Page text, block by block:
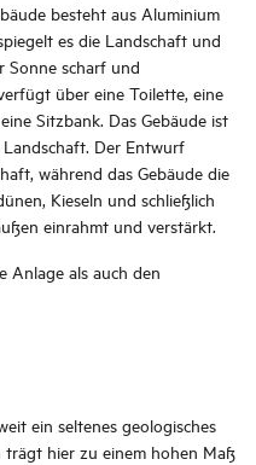
besteht aus Aluminium
es die Landschaft und
Sonne scharf und
über eine Toilette, eine
Sitzbank. Das Gebäude ist
Der Entwurf
während das Gebäude die
Kieseln und schließlich
einrahmt und verstärkt.
als auch den
ein seltenes geologisches
trägt hier zu einem hohen Maß